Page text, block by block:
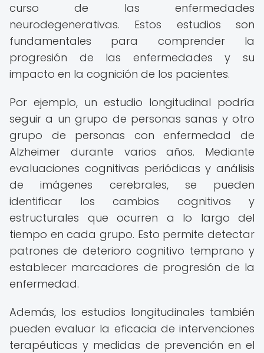
curso de las enfermedades
neurodegenerativas. Estos estudios son
fundamentales para comprender la
progresión de las enfermedades y su
impacto en la cognición de los pacientes.
Por ejemplo, un estudio longitudinal podría
seguir a un grupo de personas sanas y otro
grupo de personas con enfermedad de
Alzheimer durante varios años. Mediante
evaluaciones cognitivas periódicas y análisis
de imágenes cerebrales, se pueden
identificar los cambios cognitivos y
estructurales que ocurren a lo largo del
tiempo en cada grupo. Esto permite detectar
patrones de deterioro cognitivo temprano y
establecer marcadores de progresión de la
enfermedad.
Además, los estudios longitudinales también
pueden evaluar la eficacia de intervenciones
terapéuticas y medidas de prevención en el